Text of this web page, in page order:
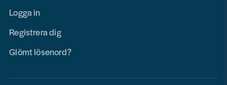
Logga in
Registrera dig
Glömt lösenord?